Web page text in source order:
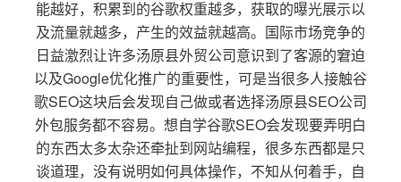
能越好，积累到的谷歌权重越多，获取的曝光展示以
及流量就越多，产生的效益就越高。国际市场竞争的
日益激烈让许多汤原县外贸公司意识到了客源的窘迫
以及Google优化推广的重要性，可是当很多人接触谷
歌SEO这块后会发现自己做或者选择汤原县SEO公司
外包服务都不容易。想自学谷歌SEO会发现要弄明白
的东西太多太杂还牵扯到网站编程，很多东西都是只
谈道理，没有说明如何具体操作，不知从何着手，自